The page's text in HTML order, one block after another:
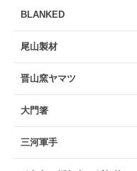
BLANKED
尾山製材
晋山窯ヤマツ
大門箸
三河軍手